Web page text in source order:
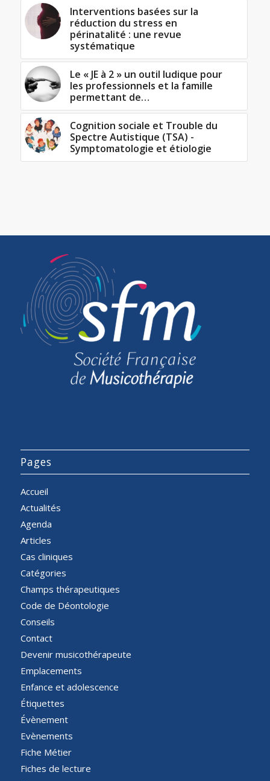
Interventions basées sur la
réduction du stress en
périnatalité : une revue
systématique
Le « JE à 2 » un outil ludique pour
les professionnels et la famille
permettant de…
Cognition sociale et Trouble du
Spectre Autistique (TSA) -
Symptomatologie et étiologie
Pages
Accueil
Actualités
Agenda
Articles
Cas cliniques
Catégories
Champs thérapeutiques
Code de Déontologie
Conseils
Contact
Devenir musicothérapeute
Emplacements
Enfance et adolescence
Étiquettes
Évènement
Evènements
Fiche Métier
Fiches de lecture